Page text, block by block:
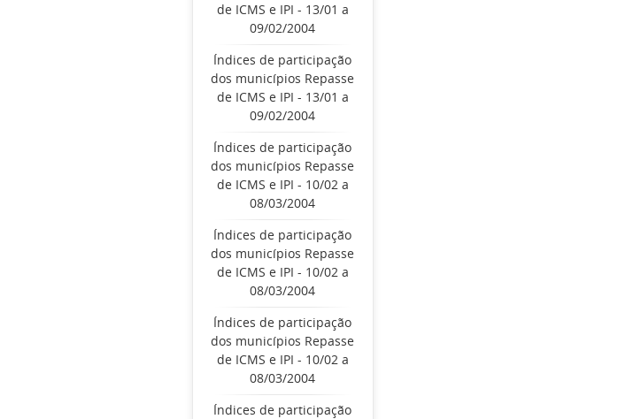
de ICMS e IPI - 13/01 a
09/02/2004
Índices de participação
dos municípios Repasse
de ICMS e IPI - 13/01 a
09/02/2004
Índices de participação
dos municípios Repasse
de ICMS e IPI - 10/02 a
08/03/2004
Índices de participação
dos municípios Repasse
de ICMS e IPI - 10/02 a
08/03/2004
Índices de participação
dos municípios Repasse
de ICMS e IPI - 10/02 a
08/03/2004
Índices de participação